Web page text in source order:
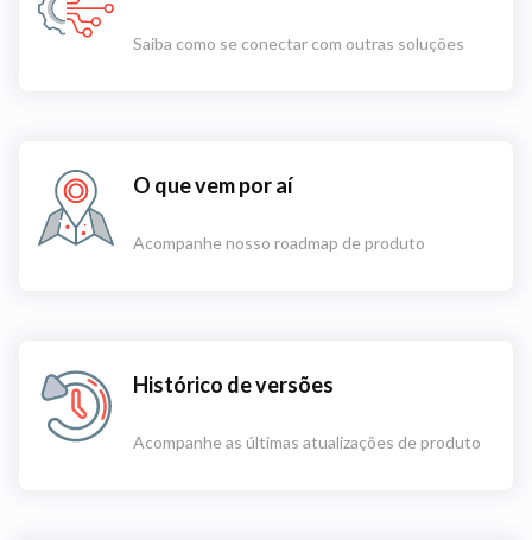
Saiba como se conectar com outras soluções
O que vem por aí
Acompanhe nosso roadmap de produto
Histórico de versões
Acompanhe as últimas atualizações de produto